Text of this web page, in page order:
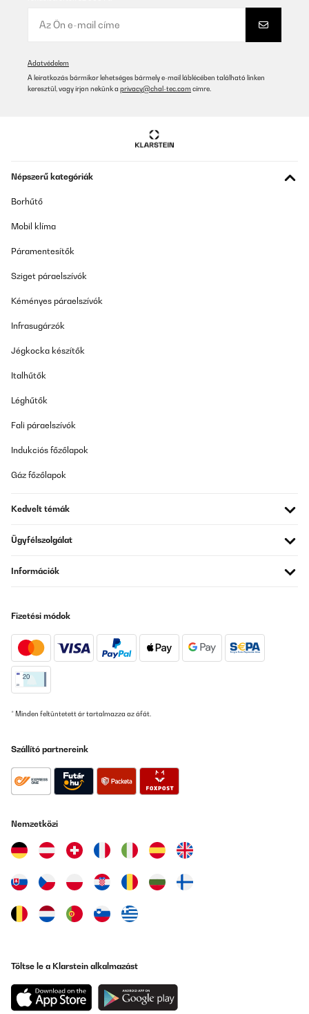
Adatvédelem
A leiratkozás bármikor lehetséges bármely e-mail láblécében található linken
keresztül, vagy írjon nekünk a privacy@chal-tec.com címre.
Népszerű kategóriák
Borhűtő
Mobil klíma
Páramentesítők
Sziget páraelszívók
Kéményes páraelszívók
Infrasugárzók
Jégkocka készítők
Italhűtők
Léghűtők
Fali páraelszívók
Indukciós főzőlapok
Gáz főzőlapok
Kedvelt témák
Ügyfélszolgálat
Információk
Fizetési módok
* Minden feltüntetett ár tartalmazza az áfát.
Szállító partnereink
Nemzetközi
Töltse le a Klarstein alkalmazást